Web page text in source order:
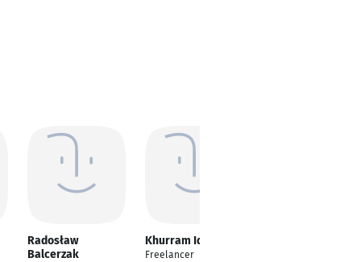
Radosław
Balcerzak
Khurram Iqbal
Freelancer